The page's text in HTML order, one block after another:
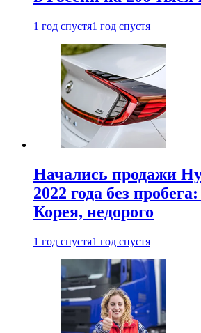
1 год спустя1 год спустя
Начались продажи
2022 года без
Корея, недорого
1 год спустя1 год спустя